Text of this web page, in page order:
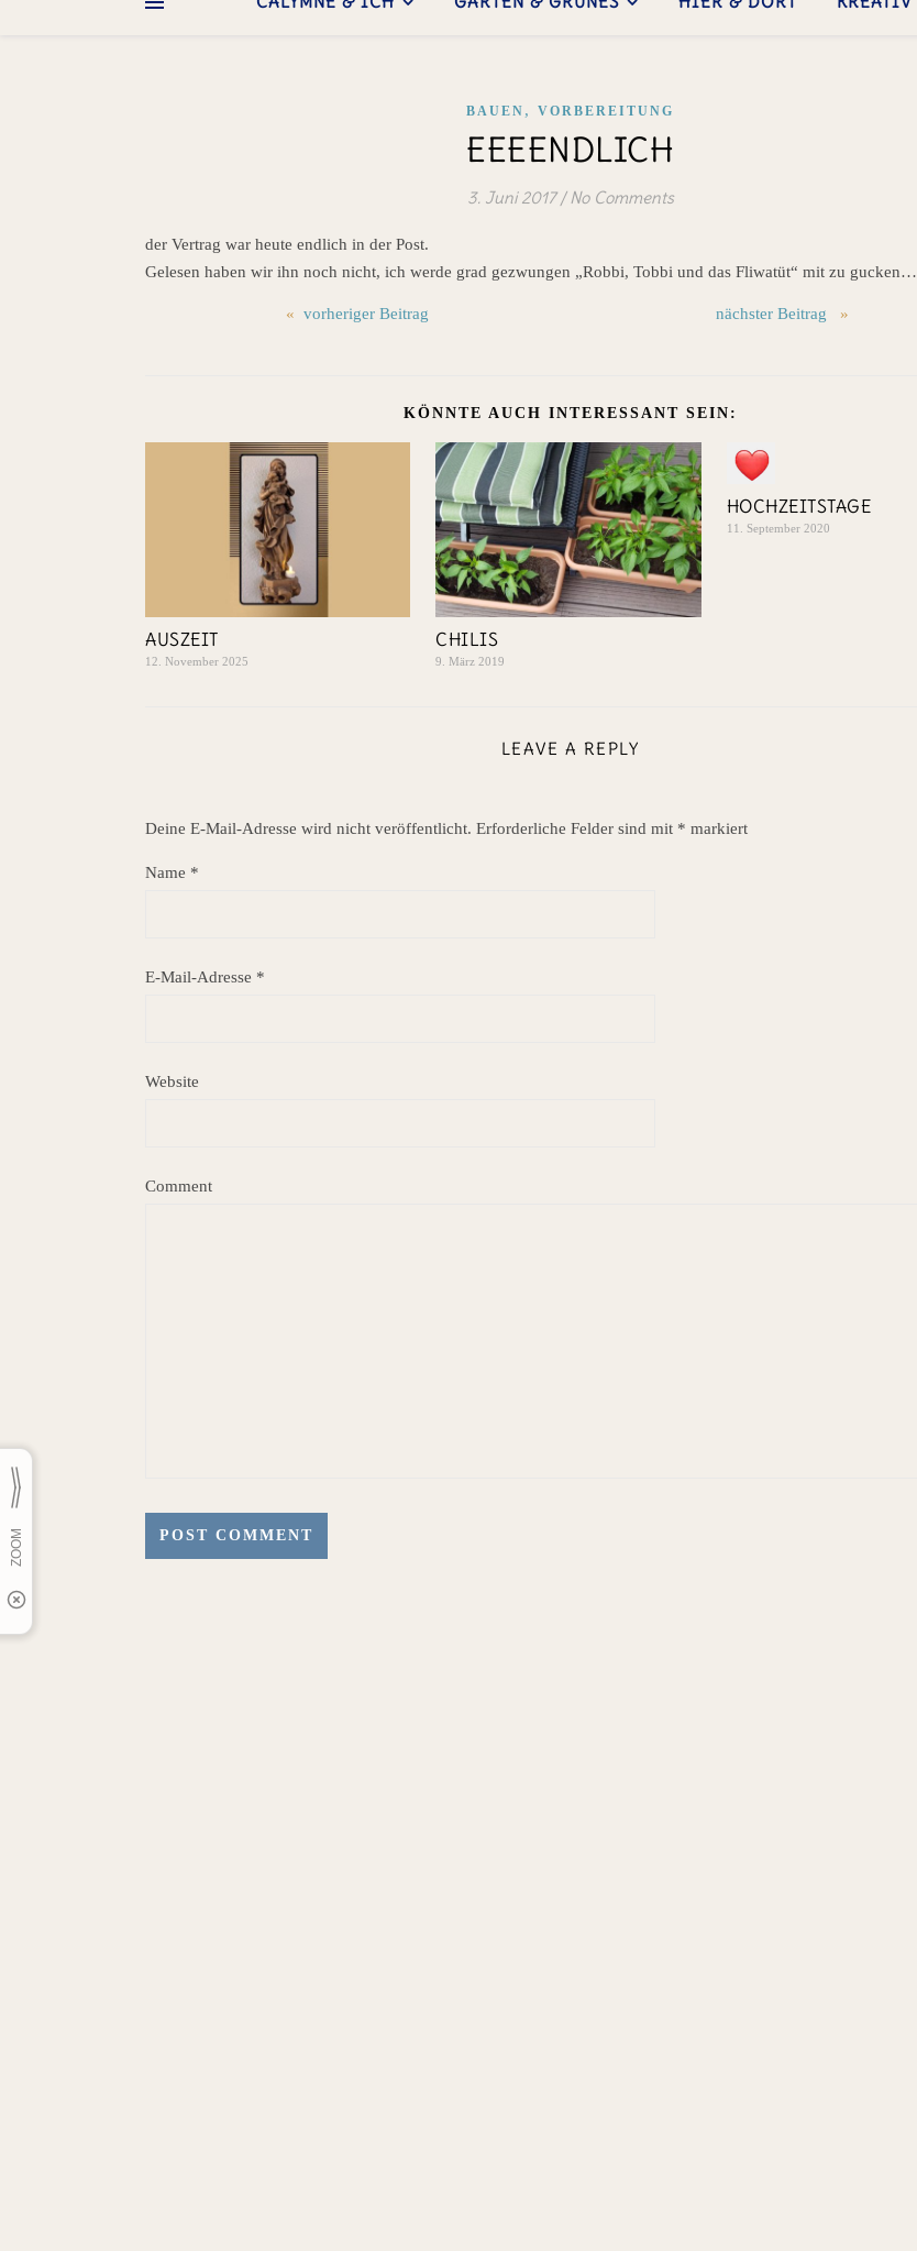
BAUEN , VORBEREITUNG
EEEENDLICH
3. Juni 2017 / No Comments
der Vertrag war heute endlich in der Post.
Gelesen haben wir ihn noch nicht, ich werde grad gezwungen „Robbi, Tobbi und das Fliwatüt“ mit zu gucken…
« vorheriger Beitrag nächster Beitrag »
KÖNNTE AUCH INTERESSANT SEIN:
AUSZEIT
12. November 2025
CHILIS
9. März 2019
HOCHZEITSTAGE
11. September 2020
LEAVE A REPLY
Deine E-Mail-Adresse wird nicht veröffentlicht. Erforderliche Felder sind mit * markiert
Name *
E-Mail-Adresse *
Website
Comment